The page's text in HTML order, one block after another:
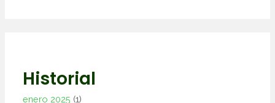
Historial
enero 2025 (1)